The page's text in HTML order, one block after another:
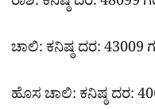
ಚಾಲಿ: ಕನಿಷ್ಠ ದರ: 43009
ಹೊಸ ಚಾಲಿ: ಕನಿಷ್ಠ ದರ: